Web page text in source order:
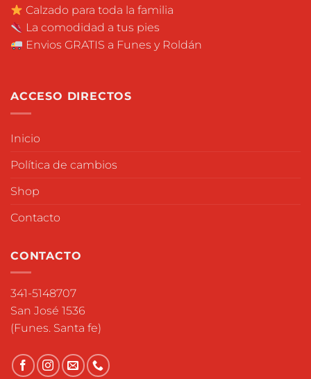
Calzado para toda la familia
La comodidad a tus pies
Envios GRATIS a Funes y Roldán
ACCESO DIRECTOS
Inicio
Política de cambios
Shop
Contacto
CONTACTO
341-5148707
San José 1536
(Funes. Santa fe)